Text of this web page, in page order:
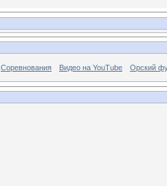
Соревнования Видео на YouTube Орский